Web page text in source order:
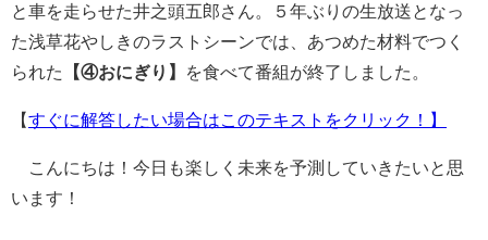
と車を走らせた井之頭五郎さん。５年ぶりの生放送となっ
た浅草花やしきのラストシーンでは、あつめた材料でつく
られた
【④おにぎり】 を食べて番組が終了しました。
【すぐに解答したい場合はこのテキストをクリック！】
こんにちは！今日も楽しく未来を予測していきたいと思
います！